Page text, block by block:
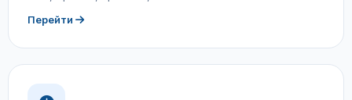
Перейти